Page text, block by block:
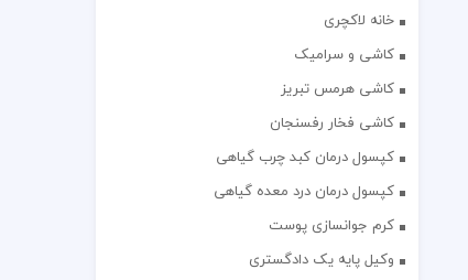
خانه لاکچری
کاشی و سرامیک
کاشی هرمس تبریز
کاشی فخار رفسنجان
کپسول درمان کبد چرب گیاهی
کپسول درمان درد معده گیاهی
کرم جوانسازی پوست
وکیل پایه یک دادگستری